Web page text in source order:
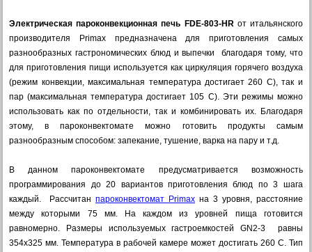
Электрическая пароконвекционная печь FDE-803-HRот итальянского
производителя Primax предназначена для приготовления самых
разнообразных гастрономических блюд и выпечки благодаря тому, что
для приготовления пищи используется как циркуляция горячего воздуха
(режим конвекции, максимальная температура достигает 260 С), так и
пар (максимальная температура достигает 105 С). Эти режимы можно
использовать как по отдельности, так и комбинировать их. Благодаря
этому, в пароконвектомате можно готовить продукты самым
разнообразным способом: запекание, тушение, варка на пару и т.д.
В данном пароконвектомате предусматривается возможность
программирования до 20 вариантов приготовления блюд по 3 шага
каждый. Рассчитанпароконвектомат Primax на 3 уровня, расстояние
между которыми 75 мм. На каждом из уровней пища готовится
равномерно. Размеры используемых гастроемкостей GN2-3 равны
354х325 мм. Температура в рабочей камере может достигать 260 С. Тип